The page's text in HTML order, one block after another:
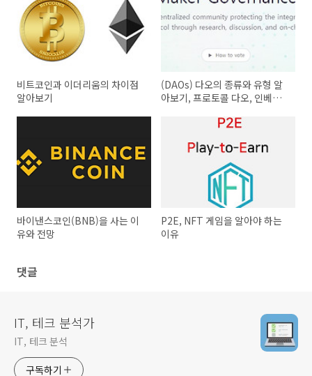
비트코인과 이더리움의 차이점
알아보기
(DAOs) 다오의 종류와 유형 알
아보기, 프로토콜 다오, 인베스
바이낸스코인(BNB)을 사는 이
유와 전망
P2E, NFT 게임을 알아야 하는
이유
댓글
IT, 테크 분석가
IT, 테크 분석
구독하기